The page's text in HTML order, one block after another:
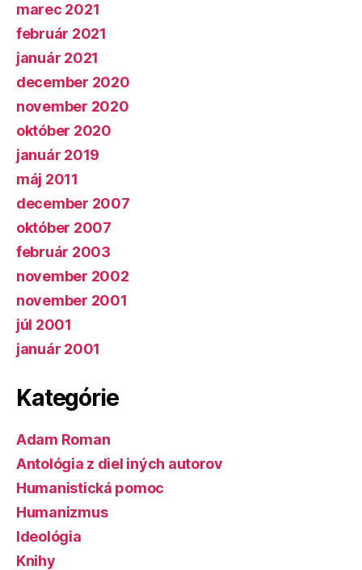
marec 2021
február 2021
január 2021
december 2020
november 2020
október 2020
január 2019
máj 2011
december 2007
október 2007
február 2003
november 2002
november 2001
júl 2001
január 2001
Kategórie
Adam Roman
Antológia z diel iných autorov
Humanistická pomoc
Humanizmus
Ideológia
Knihy